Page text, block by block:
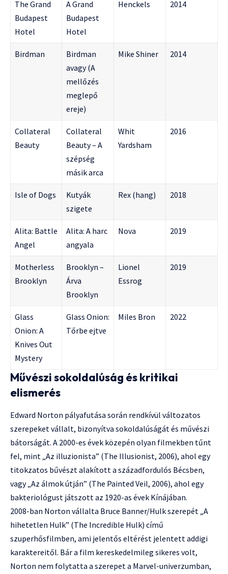
The Grand
Budapest
Hotel
A Grand
Budapest
Hotel
Henckels 2014
Birdman
Birdman
avagy (A
mellőzés
meglepő
ereje)
Mike Shiner 2014
Collateral
Beauty
Collateral
Beauty – A
szépség
másik arca
Whit
Yardsham
2016
Isle of Dogs
Kutyák
szigete
Rex (hang) 2018
Alita: Battle
Angel
Alita: A harc
angyala
Nova 2019
Motherless
Brooklyn
Brooklyn –
Árva
Brooklyn
Lionel
Essrog
2019
Glass
Onion: A
Knives Out
Mystery
Glass Onion:
Tőrbe ejtve
Miles Bron 2022
Művészi sokoldalúság és kritikai
elismerés
Edward Norton pályafutása során rendkívül változatos
szerepeket vállalt, bizonyítva sokoldalúságát és művészi
bátorságát. A 2000-es évek közepén olyan filmekben tűnt
fel, mint „Az illuzionista” (The Illusionist, 2006), ahol egy
titokzatos bűvészt alakított a századfordulós Bécsben,
vagy „Az álmok útján” (The Painted Veil, 2006), ahol egy
bakteriológust játszott az 1920-as évek Kínájában.
2008-ban Norton vállalta Bruce Banner/Hulk szerepét „A
hihetetlen Hulk” (The Incredible Hulk) című
szuperhősfilmben, ami jelentős eltérést jelentett addigi
karaktereitől. Bár a film kereskedelmileg sikeres volt,
Norton nem folytatta a szerepet a Marvel-univerzumban,